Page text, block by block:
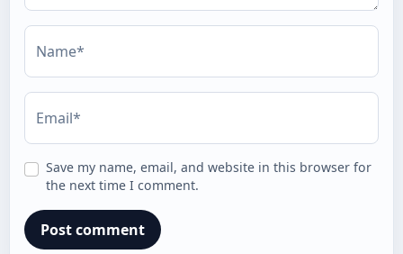
Name*
Email*
Save my name, email, and website in this browser for
the next time I comment.